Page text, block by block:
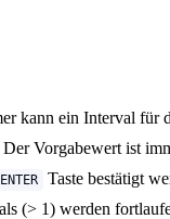
kann ein Interval für
Vorgabewert ist
ENTER
Taste bestätigt
(> 1) werden